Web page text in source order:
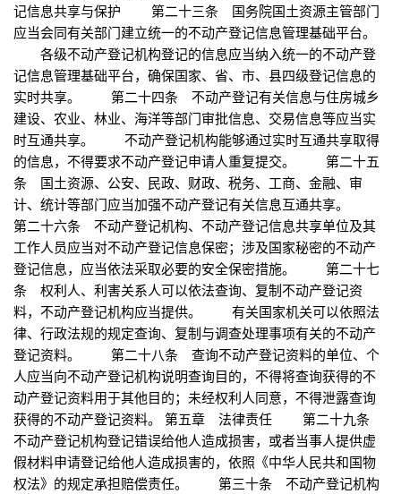
记信息共享与保护 第二十三条 国务院国土资源主管部门
应当会同有关部门建立统一的不动产登记信息管理基础平台。
各级不动产登记机构登记的信息应当纳入统一的不动产登
记信息管理基础平台，确保国家、省、市、县四级登记信息的
实时共享。 第二十四条 不动产登记有关信息与住房城乡
建设、农业、林业、海洋等部门审批信息、交易信息等应当实
时互通共享。 不动产登记机构能够通过实时互通共享取得
的信息，不得要求不动产登记申请人重复提交。 第二十五
条 国土资源、公安、民政、财政、税务、工商、金融、审
计、统计等部门应当加强不动产登记有关信息互通共享。
第二十六条 不动产登记机构、不动产登记信息共享单位及其
工作人员应当对不动产登记信息保密；涉及国家秘密的不动产
登记信息，应当依法采取必要的安全保密措施。 第二十七
条 权利人、利害关系人可以依法查询、复制不动产登记资
料，不动产登记机构应当提供。 有关国家机关可以依照法
律、行政法规的规定查询、复制与调查处理事项有关的不动产
登记资料。 第二十八条 查询不动产登记资料的单位、个
人应当向不动产登记机构说明查询目的，不得将查询获得的不
动产登记资料用于其他目的；未经权利人同意，不得泄露查询
获得的不动产登记资料。 第五章 法律责任 第二十九条
不动产登记机构登记错误给他人造成损害，或者当事人提供虚
假材料申请登记给他人造成损害的，依照《中华人民共和国物
权法》的规定承担赔偿责任。 第三十条 不动产登记机构